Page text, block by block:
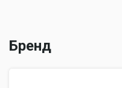
Бренд